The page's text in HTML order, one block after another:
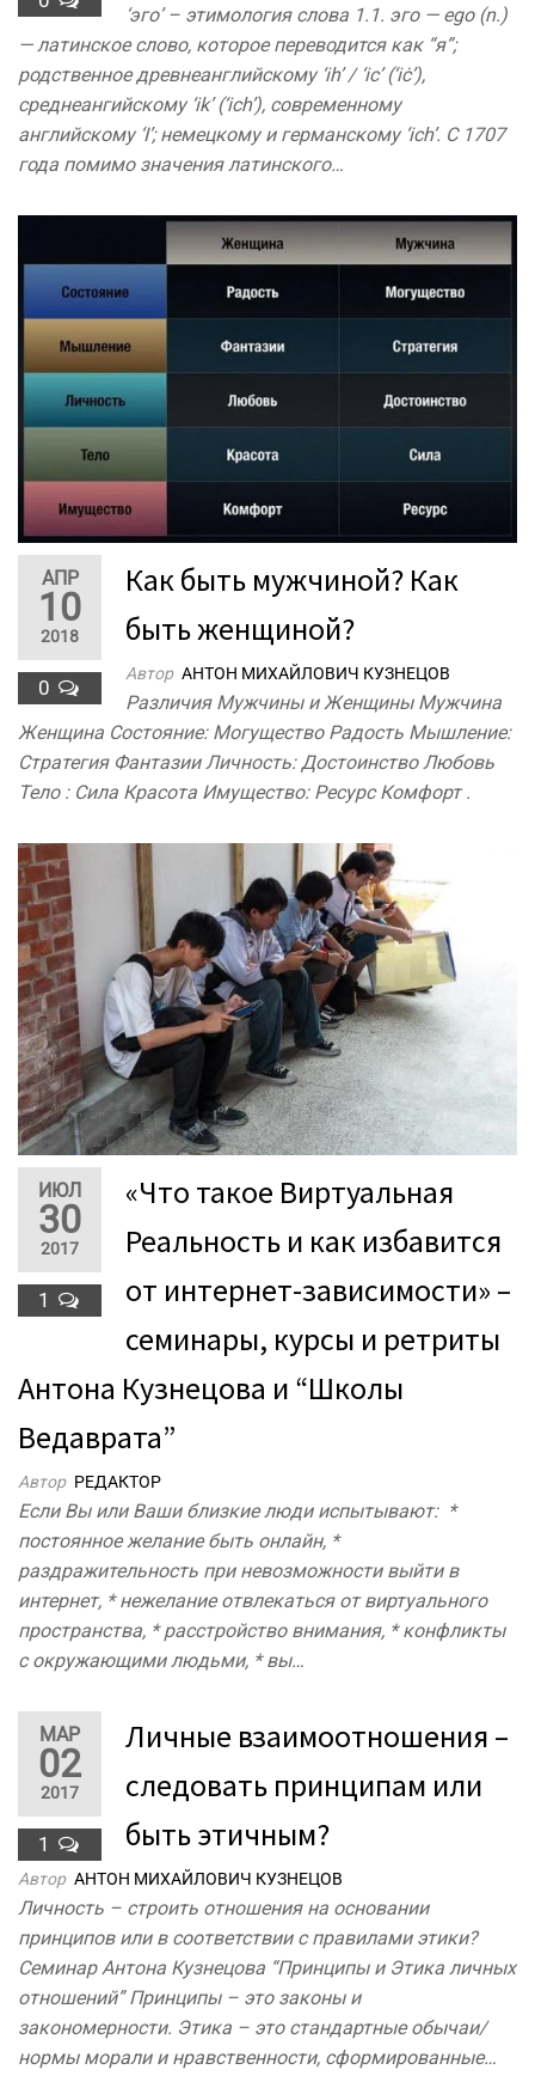
‘эго’ – этимология слова 1.1. эго — ego (n.)
— латинское слово, которое переводится как “я”;
родственное древнеанглийскому ‘ih’ / ‘ic’ (‘iċ’),
среднеангийскому ‘ik’ (‘ich’), современному
английскому ‘I’; немецкому и германскому ‘ich’. С 1707
года помимо значения латинского…
АПР
10
2018
0
Как быть мужчиной? Как
быть женщиной?
Автор АНТОН МИХАЙЛОВИЧ КУЗНЕЦОВ
Различия Мужчины и Женщины Мужчина
Женщина Состояние: Могущество Радость Мышление:
Стратегия Фантазии Личность: Достоинство Любовь
Тело : Сила Красота Имущество: Ресурс Комфорт .
ИЮЛ
30
2017
1
«Что такое Виртуальная
Реальность и как избавится
от интернет-зависимости» –
семинары, курсы и ретриты
Антона Кузнецова и “Школы
Ведаврата”
Автор РЕДАКТОР
Если Вы или Ваши близкие люди испытывают: *
постоянное желание быть онлайн, *
раздражительность при невозможности выйти в
интернет, * нежелание отвлекаться от виртуального
пространства, * расстройство внимания, * конфликты
с окружающими людьми, * вы…
МАР
02
2017
1
Личные взаимоотношения –
следовать принципам или
быть этичным?
Автор АНТОН МИХАЙЛОВИЧ КУЗНЕЦОВ
Личность – строить отношения на основании
принципов или в соответствии с правилами этики?
Семинар Антона Кузнецова “Принципы и Этика личных
отношений” Принципы – это законы и
закономерности. Этика – это стандартные обычаи/
нормы морали и нравственности, сформированные…